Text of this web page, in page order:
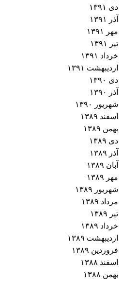
دی ۱۳۹۱
آذر ۱۳۹۱
مهر ۱۳۹۱
تیر ۱۳۹۱
خرداد ۱۳۹۱
اردیبهشت ۱۳۹۱
دی ۱۳۹۰
آذر ۱۳۹۰
شهریور ۱۳۹۰
اسفند ۱۳۸۹
بهمن ۱۳۸۹
دی ۱۳۸۹
آذر ۱۳۸۹
آبان ۱۳۸۹
مهر ۱۳۸۹
شهریور ۱۳۸۹
مرداد ۱۳۸۹
تیر ۱۳۸۹
خرداد ۱۳۸۹
اردیبهشت ۱۳۸۹
فروردین ۱۳۸۹
اسفند ۱۳۸۸
بهمن ۱۳۸۸